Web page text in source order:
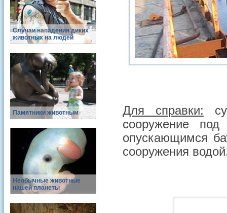
Случаи нападения диких
животных на людей
Памятники животным
Необычные животные
нашей планеты
Для справки:
сооружение
опускающимся
сооружения